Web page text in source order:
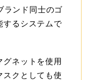
ランド同士のゴ
するシステムで
グネットを使用
スクとしても使